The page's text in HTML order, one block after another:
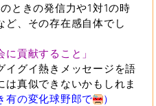
ときの発信力や1対1の時
ど、その存在感自体でし
に貢献すること」
イグイ熱きメッセージを語
は真似できないかもしれま
有の変化球野郎で
）